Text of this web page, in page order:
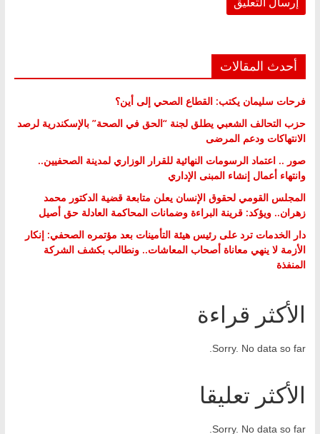
أحدث المقالات
فرحات سليمان يكتب: القطاع الصحي إلى أين؟
حزب التحالف الشعبي يطلق لجنة “الحق في الصحة” بالإسكندرية لرصد
الانتهاكات ودعم المرضى
صور .. اعتماد الرسومات النهائية للقرار الوزاري لمدينة الصحفيين..
وانتهاء أعمال إنشاء المبنى الإداري
المجلس القومي لحقوق الإنسان يعلن متابعة قضية الدكتور محمد
زهران.. ويؤكد: قرينة البراءة وضمانات المحاكمة العادلة حق أصيل
دار الخدمات ترد على رئيس هيئة التأمينات بعد مؤتمره الصحفي: إنكار
الأزمة لا ينهي معاناة أصحاب المعاشات.. ونطالب بكشف الشركة
المنفذة
الأكثر قراءة
Sorry. No data so far.
الأكثر تعليقا
Sorry. No data so far.